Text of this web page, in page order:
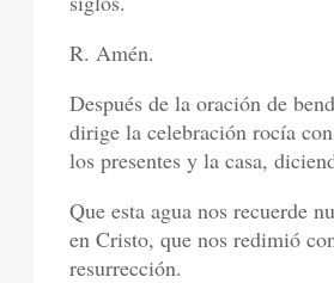
R. Amén.
Después de la oración de
dirige la celebración rocía
los presentes y la casa,
Que esta agua nos recuerde
en Cristo, que nos redimió
resurrección.